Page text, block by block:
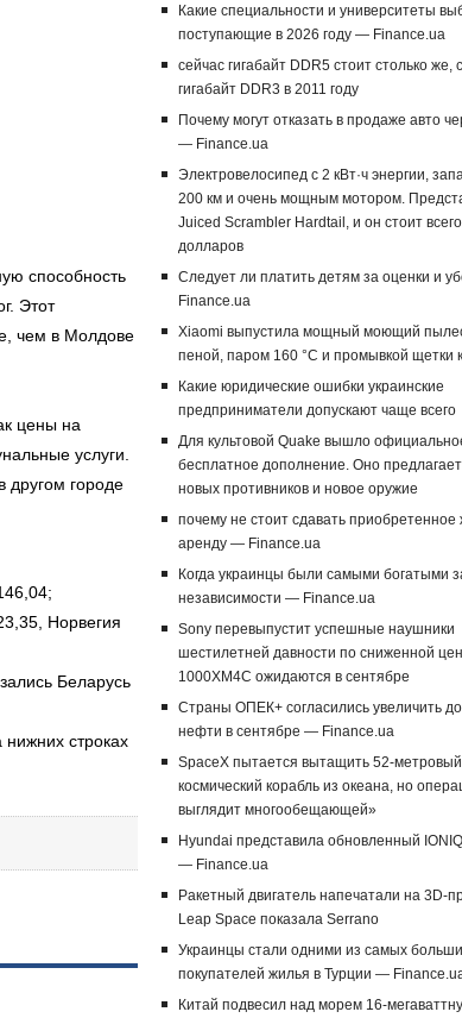
способность
Этот
чем в Молдове
цены на
услуги.
другом городе
Норвегия
Беларусь
строках
Какие специальности и университеты
поступающие в 2026 году — Finance.ua
сейчас гигабайт DDR5 стоит столько же,
гигабайт DDR3 в 2011 году
Почему могут отказать в продаже авто
— Finance.ua
Электровелосипед с 2 кВт·ч энергии,
200 км и очень мощным мотором.
Juiced Scrambler Hardtail, и он стоит
долларов
Следует ли платить детям за оценки и
Finance.ua
Xiaomi выпустила мощный моющий
пеной, паром 160 °C и промывкой щетки
Какие юридические ошибки украинские
предприниматели допускают чаще всего
Для культовой Quake вышло
бесплатное дополнение. Оно предлагает
новых противников и новое оружие
почему не стоит сдавать приобретенное
аренду — Finance.ua
Когда украинцы были самыми богатыми
независимости — Finance.ua
Sony перевыпустит успешные наушники
шестилетней давности по сниженной
1000XM4C ожидаются в сентябре
Страны ОПЕК+ согласились увеличить
нефти в сентябре — Finance.ua
SpaceX пытается вытащить 52-метровый
космический корабль из океана, но
выглядит многообещающей»
Hyundai представила обновленный
— Finance.ua
Ракетный двигатель напечатали на 3D-
Leap Space показала Serrano
Украинцы стали одними из самых
покупателей жилья в Турции —
Китай подвесил над морем 16-